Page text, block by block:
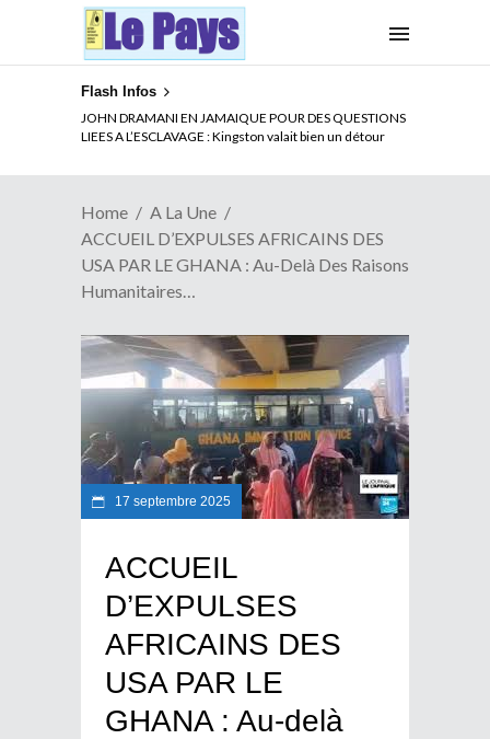
Flash Infos
JOHN DRAMANI EN JAMAIQUE POUR DES QUESTIONS
LIEES A L’ESCLAVAGE : Kingston valait bien un détour
Home
A La Une
ACCUEIL D’EXPULSES AFRICAINS DES
USA PAR LE GHANA : Au-Delà Des Raisons
Humanitaires…
17 septembre 2025
ACCUEIL
D’EXPULSES
AFRICAINS DES
USA PAR LE
GHANA : Au-delà